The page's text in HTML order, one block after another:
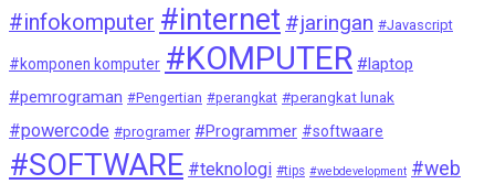
#infokomputer #internet #jaringan #Javascript
#komponen komputer #KOMPUTER #laptop
#pemrograman #Pengertian #perangkat #perangkat lunak
#powercode #programer #Programmer #softwaare
#SOFTWARE #teknologi #tips #webdevelopment #web